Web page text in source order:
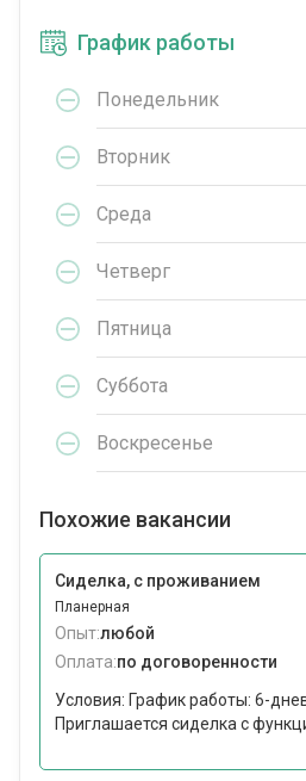
График работы
Понедельник
Вторник
Среда
Четверг
Пятница
Суббота
Воскресенье
Похожие вакансии
Сиделка, с проживанием
Планерная
Опыт:любой
Оплата:по договоренности
Условия: График работы: 6-
Приглашается сиделка с